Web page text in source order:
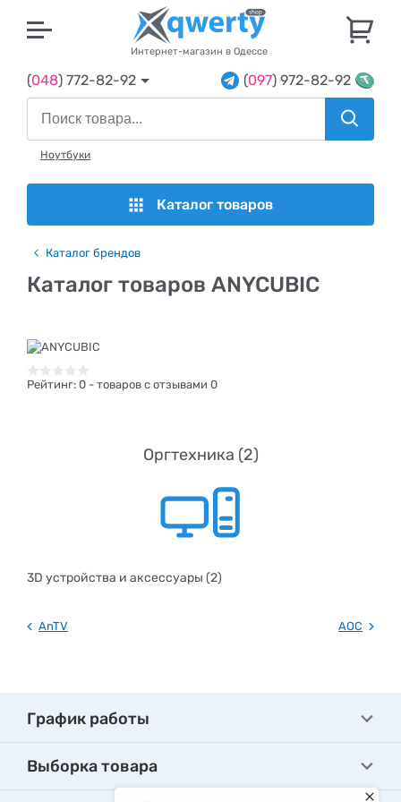
Интернет-магазин в Одессе
(048) 772-82-92 (097) 972-82-92
Ноутбуки
Каталог товаров
Каталог брендов
Каталог товаров ANYCUBIC
Рейтинг: 0 - товаров с отзывами 0
Оргтехника (2)
3D устройства и аксессуары (2)
AnTV AOC
График работы
Выборка товара